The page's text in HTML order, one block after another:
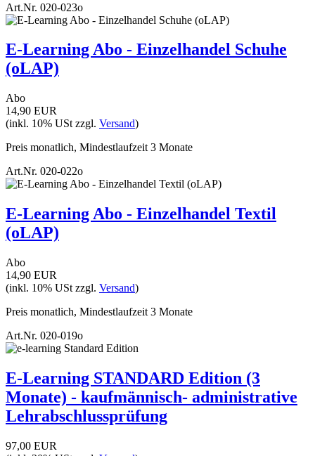
Art.Nr. 020-023o
E-Learning Abo - Einzelhandel Schuhe
(oLAP)
Abo
14,90 EUR
(inkl. 10% USt zzgl. Versand)
Preis monatlich, Mindestlaufzeit 3 Monate
Art.Nr. 020-022o
E-Learning Abo - Einzelhandel Textil
(oLAP)
Abo
14,90 EUR
(inkl. 10% USt zzgl. Versand)
Preis monatlich, Mindestlaufzeit 3 Monate
Art.Nr. 020-019o
E-Learning STANDARD Edition (3
Monate) - kaufmännisch- administrative
Lehrabschlussprüfung
97,00 EUR